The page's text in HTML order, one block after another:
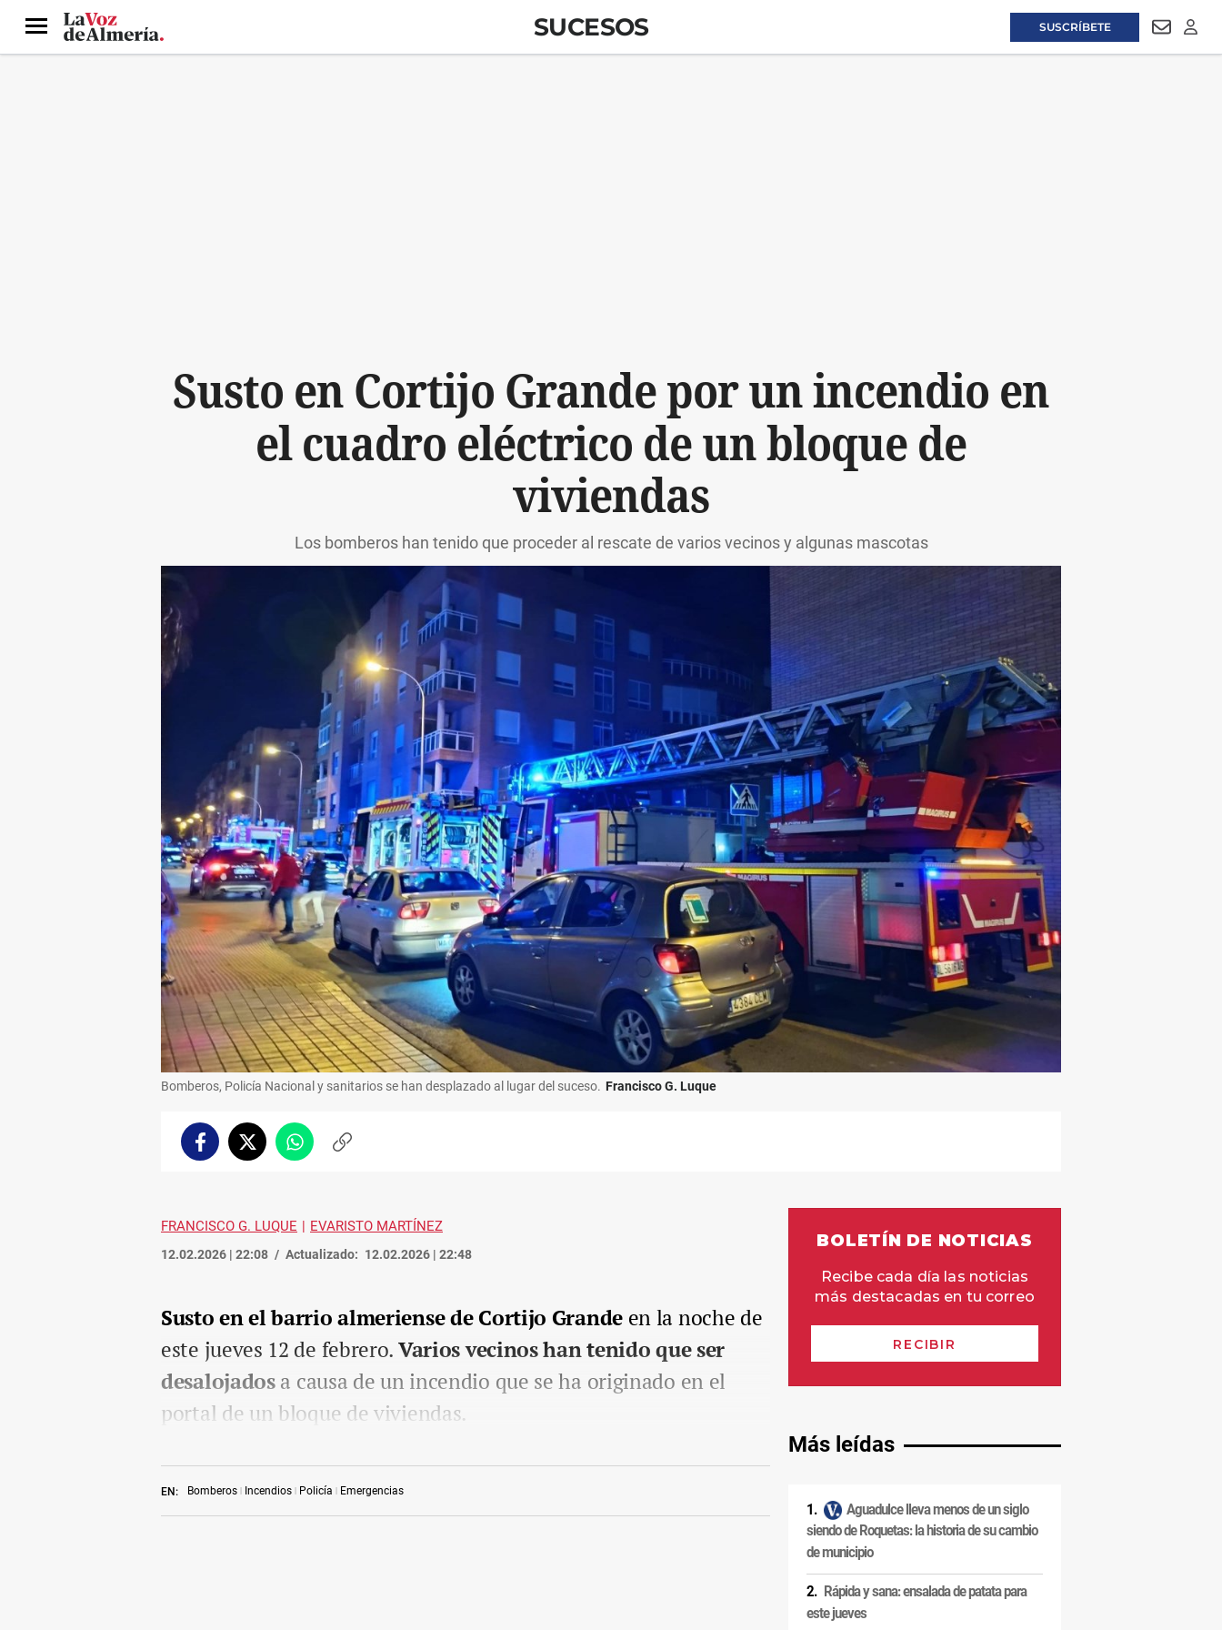
SUSCRÍBETE
Menú SUCESOS
Susto en Cortijo Grande por un incendio en
el cuadro eléctrico de un bloque de
viviendas
Los bomberos han tenido que proceder al rescate de varios vecinos y algunas mascotas
Bomberos, Policía Nacional y sanitarios se han desplazado al lugar del suceso. Francisco G. Luque
FacebookTwitterWhatsappCopiar
FRANCISCO G. LUQUE EVARISTO MARTÍNEZ
12.02.2026 | 22:08 Actualizado: 12.02.2026 | 22:48
EN: Bomberos Incendios Policía Emergencias
Susto en el barrio almeriense de Cortijo Grandeen la noche de
este jueves 12 de febrero.Varios vecinos han tenido que ser
desalojadosa causa de un incendio que se ha originado en el
portal de un bloque de viviendas.
Más leídas
Aguadulce lleva menos de un siglo
siendo de Roquetas: la historia de su cambio
de municipio
Rápida y sana: ensalada de patata para
este jueves